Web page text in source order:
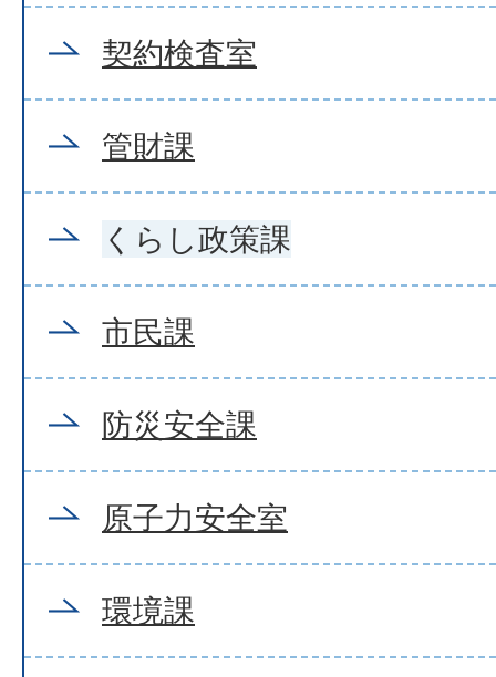
契約検査室
管財課
くらし政策課
市民課
防災安全課
原子力安全室
環境課